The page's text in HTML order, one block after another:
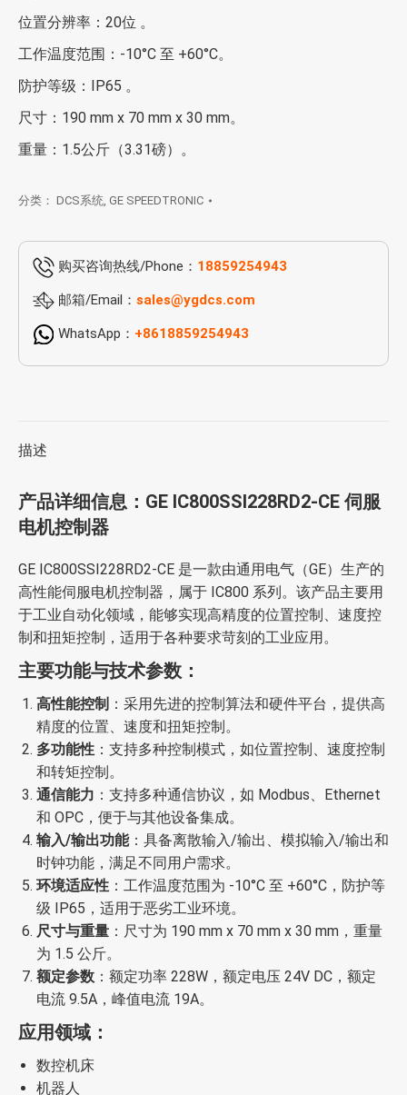
位置分辨率：20位 。
工作温度范围：-10°C 至 +60°C。
防护等级：IP65 。
尺寸：190 mm x 70 mm x 30 mm。
重量：1.5公斤（3.31磅）。
分类： DCS系统 GE SPEEDTRONIC
购买咨询热线/Phone： 18859254943
邮箱/Email： sales@ygdcs.com
WhatsApp： +8618859254943
描述
产品详细信息：GE IC800SSI228RD2-CE 伺服
电机控制器
GE IC800SSI228RD2-CE 是一款由通用电气（GE）生产的
高性能伺服电机控制器，属于 IC800 系列。该产品主要用
于工业自动化领域，能够实现高精度的位置控制、速度控
制和扭矩控制，适用于各种要求苛刻的工业应用。
主要功能与技术参数：
高性能控制 ：采用先进的控制算法和硬件平台，提供高
精度的位置、速度和扭矩控制。
多功能性 ：支持多种控制模式，如位置控制、速度控制
和转矩控制。
通信能力 ：支持多种通信协议，如 Modbus、Ethernet
和 OPC，便于与其他设备集成。
输入/输出功能：具备离散输入/输出、模拟输入/输出和
时钟功能，满足不同用户需求。
环境适应性 ：工作温度范围为 -10°C 至 +60°C，防护等
级 IP65，适用于恶劣工业环境。
尺寸与重量 ：尺寸为 190 mm x 70 mm x 30 mm，重量
为 1.5 公斤。
额定参数 ：额定功率 228W，额定电压 24V DC，额定
电流 9.5A，峰值电流 19A。
应用领域：
数控机床
机器人